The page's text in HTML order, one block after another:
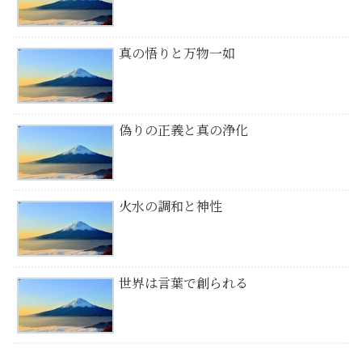
真の悟りと万物一如
偽りの正義と真の浄化
火水の調和と神性
世界は言葉で創られる